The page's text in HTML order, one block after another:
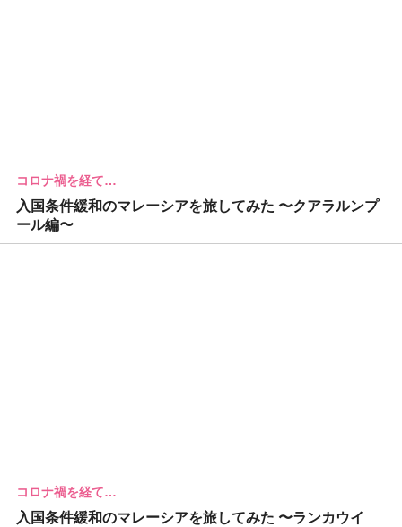
コロナ禍を経て…
入国条件緩和のマレーシアを旅してみた 〜クアラルンプ
ール編〜
コロナ禍を経て…
入国条件緩和のマレーシアを旅してみた 〜ランカウイ